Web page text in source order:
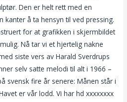
Den er helt rett med en
kanter å ta hensyn til ved pressing.
for at grafikken i skjermbildet
Nå tar vi et hjertelig nakne
siste vers av Harald Sverdrups
selv satte melodi til alt i 1966 –
svensk fire år senere: Månen står i
er vår lodd. Vi har hd xxxxxxxx